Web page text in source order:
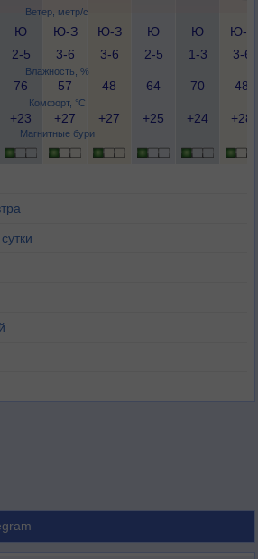
Ветер, метр/с
Влажность, %
Комфорт, °C
Магнитные бури
Ю
2-5
Ю-З
3-6
Ю-З
3-6
Ю
2-5
Ю
1-3
Ю-З
3-6
76 57 48 64 70 48
+23 +27 +27 +25 +24 +28